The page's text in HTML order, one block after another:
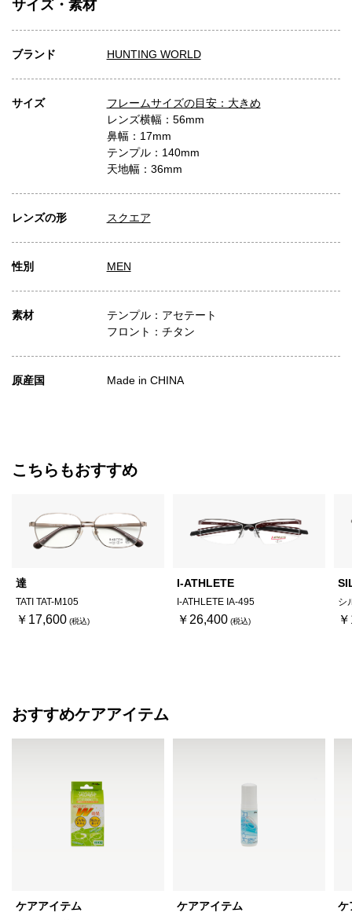
サイズ・素材
ブランド HUNTING WORLD
サイズ
フレームサイズの目安：大きめ
レンズ横幅：56mm
鼻幅：17mm
テンプル：140mm
天地幅：36mm
レンズの形 スクエア
性別 MEN
素材
テンプル：アセテート
フロント：チタン
原産国 Made in CHINA
こちらもおすすめ
達
TATI TAT-M105
￥17,600
I-ATHLETE
I-ATHLETE IA-495
￥26,400
シ
おすすめケアアイテム
ケアアイテム ケアアイテム ケ